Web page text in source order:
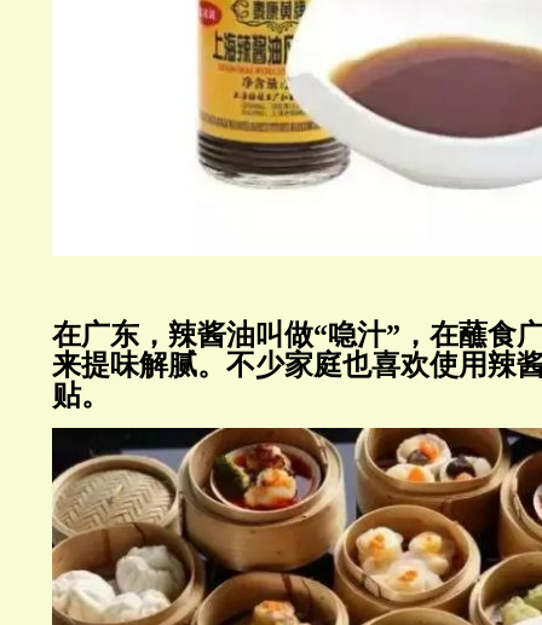
在广东，辣酱油叫做“喼汁”，在蘸食
来提味解腻。不少家庭也喜欢使用辣
贴。